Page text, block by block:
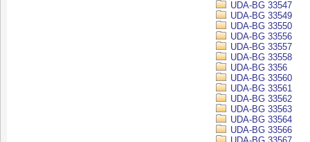
UDA-BG 33547
UDA-BG 33549
UDA-BG 33550
UDA-BG 33556
UDA-BG 33557
UDA-BG 33558
UDA-BG 3356
UDA-BG 33560
UDA-BG 33561
UDA-BG 33562
UDA-BG 33563
UDA-BG 33564
UDA-BG 33566